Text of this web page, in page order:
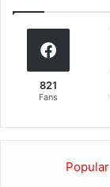
821
Fans
Popular